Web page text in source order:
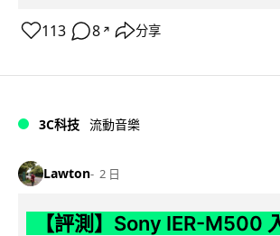
113 8 ↗ 分享
3C科技 流動音樂
Lawton 2 日
【評測】Sony IER-M500